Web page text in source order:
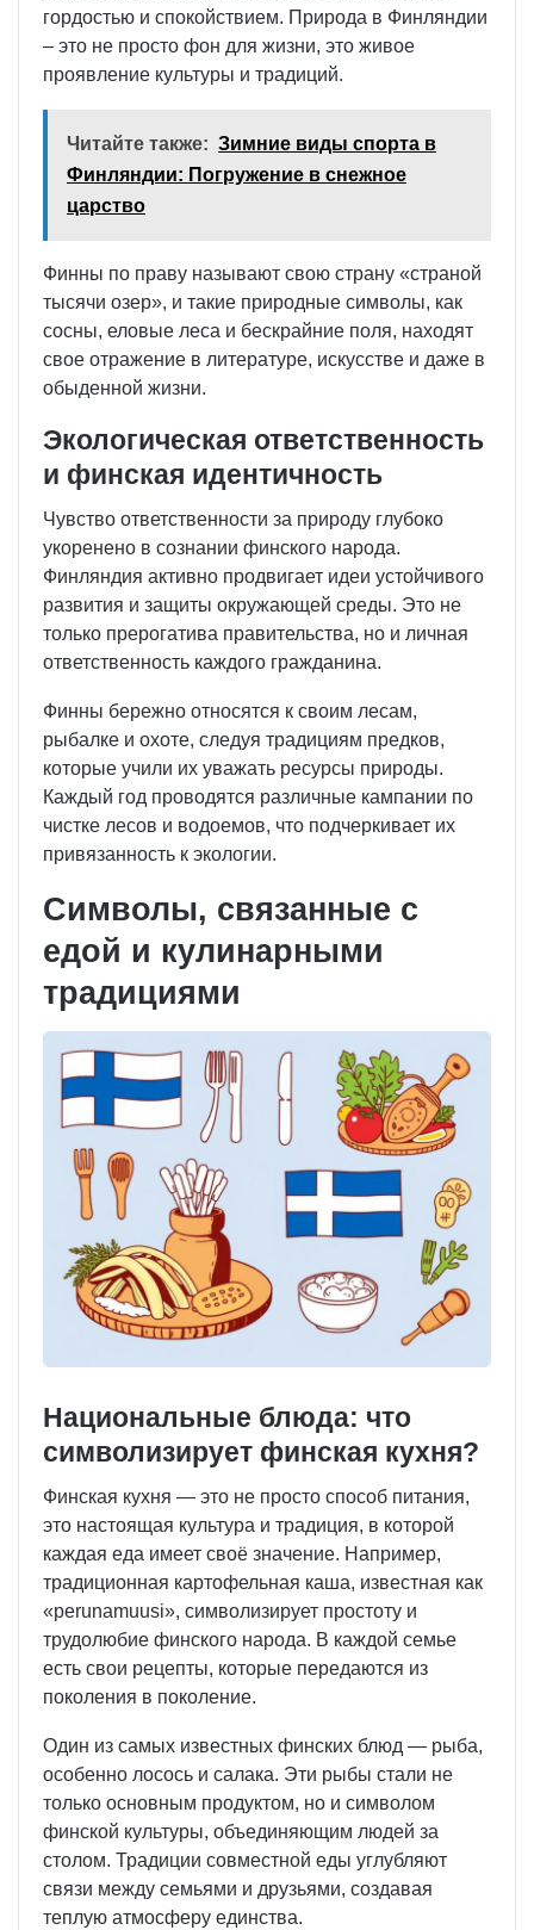
гордостью и спокойствием. Природа в Финляндии
– это не просто фон для жизни, это живое
проявление культуры и традиций.
Читайте также: Зимние виды спорта в
Финляндии: Погружение в снежное
царство
Финны по праву называют свою страну «страной
тысячи озер», и такие природные символы, как
сосны, еловые леса и бескрайние поля, находят
свое отражение в литературе, искусстве и даже в
обыденной жизни.
Экологическая ответственность
и финская идентичность
Чувство ответственности за природу глубоко
укоренено в сознании финского народа.
Финляндия активно продвигает идеи устойчивого
развития и защиты окружающей среды. Это не
только прерогатива правительства, но и личная
ответственность каждого гражданина.
Финны бережно относятся к своим лесам,
рыбалке и охоте, следуя традициям предков,
которые учили их уважать ресурсы природы.
Каждый год проводятся различные кампании по
чистке лесов и водоемов, что подчеркивает их
привязанность к экологии.
Символы, связанные с
едой и кулинарными
традициями
Национальные блюда: что
символизирует финская кухня?
Финская кухня — это не просто способ питания,
это настоящая культура и традиция, в которой
каждая еда имеет своё значение. Например,
традиционная картофельная каша, известная как
«perunamuusi», символизирует простоту и
трудолюбие финского народа. В каждой семье
есть свои рецепты, которые передаются из
поколения в поколение.
Один из самых известных финских блюд — рыба,
особенно лосось и салака. Эти рыбы стали не
только основным продуктом, но и символом
финской культуры, объединяющим людей за
столом. Традиции совместной еды углубляют
связи между семьями и друзьями, создавая
теплую атмосферу единства.